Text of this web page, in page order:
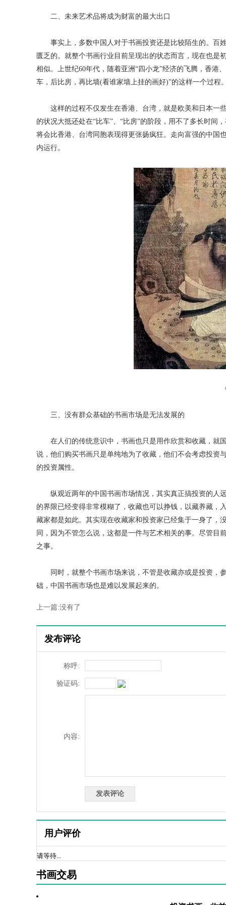
二、未来艺术品将成为财富的最大出口
事实上，多数中国人对于书画投资还是比较陌生的。百
匮乏的。就整个书画行业目前呈现出的状态而言，现在也
相似。上世纪60年代，随着亚洲“四小龙”经济的飞腾，香港
车，后比房，再比墙(看谁家墙上挂的画好)”的这样一个过程
这样的过程不仅发生在香港、台湾，就是欧美和日本一
的状况大抵还处在“比车”、“比房”的阶段，用不了多长时间
将会比香港、台湾同胞表现得更张扬疯狂。走向富强的中国
内运行。
三、没有群众基础的书画市场是无法发展的
在人们的传统意识中，书画也只是用作欣赏和收藏，就
说，他们购买书画只是单纯地为了收藏，他们不会考虑投资
的投资属性。
纵观近两年的中国书画市场情况，其实真正搞投资的人
的界限已经变得非常模糊了，收藏也可以挣钱，以藏养藏，
藏家都是如此。其实现在收藏家和投资家已经集于一身了，
同，因为不管怎么说，这都是一件与艺术相关的事。尽管目
之事。
同时，就整个书画市场来说，不管是收藏亦或是投资，
础，中国书画市场也是难以发展起来的。
上一篇:没有了
发布评论
称呼:
验证码:
内容:
用户评价
请等待...
书画交易